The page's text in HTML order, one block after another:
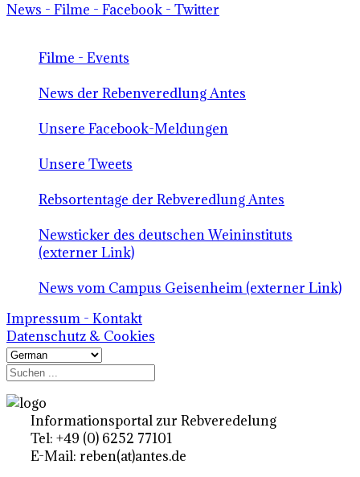
News - Filme - Facebook - Twitter
Filme - Events
News der Rebenveredlung Antes
Unsere Facebook-Meldungen
Unsere Tweets
Rebsortentage der Rebveredlung Antes
Newsticker des deutschen Weininstituts
(externer Link)
News vom Campus Geisenheim (externer Link)
Impressum - Kontakt
Datenschutz & Cookies
Informationsportal zur Rebveredelung
Tel: +49 (0) 6252 77101
E-Mail: reben(at)antes.de